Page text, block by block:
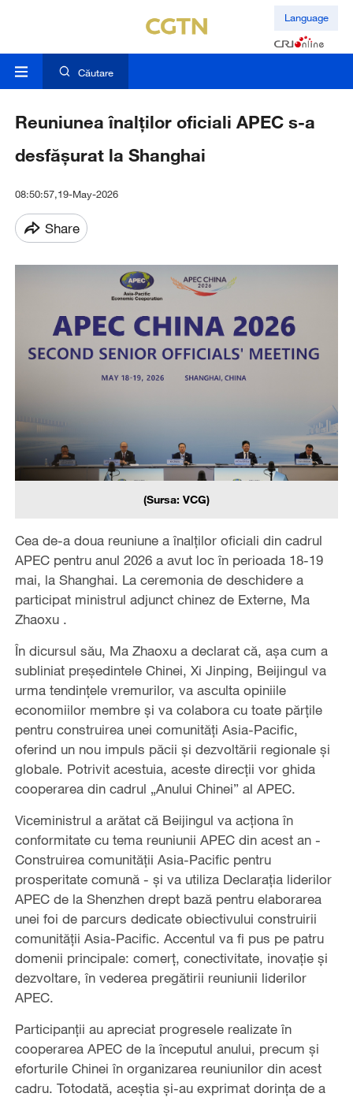
Language
Căutare
Reuniunea înalților oficiali APEC s-a
desfășurat la Shanghai
08:50:57,19-May-2026
Share
(Sursa: VCG)
Cea de-a doua reuniune a înalților oficiali din cadrul
APEC pentru anul 2026 a avut loc în perioada 18-19
mai, la Shanghai. La ceremonia de deschidere a
participat ministrul adjunct chinez de Externe, Ma
Zhaoxu .
În dicursul său, Ma Zhaoxu a declarat că, așa cum a
subliniat președintele Chinei, Xi Jinping, Beijingul va
urma tendințele vremurilor, va asculta opiniile
economiilor membre și va colabora cu toate părțile
pentru construirea unei comunități Asia-Pacific,
oferind un nou impuls păcii și dezvoltării regionale și
globale. Potrivit acestuia, aceste direcții vor ghida
cooperarea din cadrul „Anului Chinei” al APEC.
Viceministrul a arătat că Beijingul va acționa în
conformitate cu tema reuniunii APEC din acest an -
Construirea comunității Asia-Pacific pentru
prosperitate comună - și va utiliza Declarația liderilor
APEC de la Shenzhen drept bază pentru elaborarea
unei foi de parcurs dedicate obiectivului construirii
comunității Asia-Pacific. Accentul va fi pus pe patru
domenii principale: comerț, conectivitate, inovație și
dezvoltare, în vederea pregătirii reuniunii liderilor
APEC.
Participanții au apreciat progresele realizate în
cooperarea APEC de la începutul anului, precum și
eforturile Chinei în organizarea reuniunilor din acest
cadru. Totodată, aceștia și-au exprimat dorința de a